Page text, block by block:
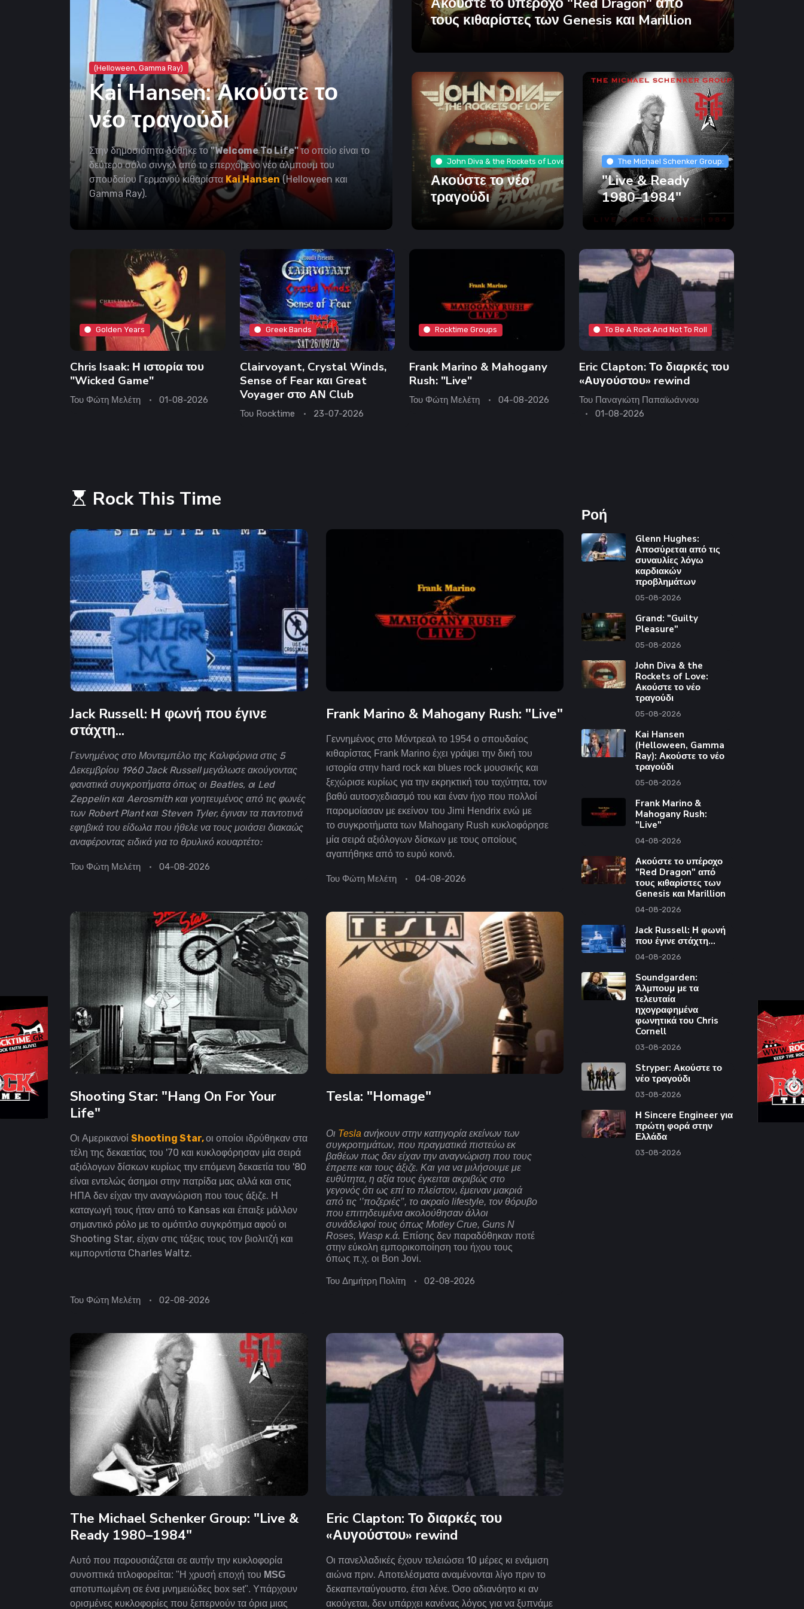
(Helloween, Gamma Ray)
Kai Hansen: Ακούστε το
νέο τραγούδι
Στην δημοσιότητα δόθηκε το"Welcome To Life"το οποίο είναι το
δεύτερο σόλο σινγκλ από το επερχόμενο νέο άλμπουμ του
σπουδαίου Γερμανού κιθαρίστα Kai Hansen(Helloween και
Gamma Ray).
τους κιθαρίστες των Genesis και Marillion
John Diva & the Rockets of Love
Ακούστε το νέο
τραγούδι
The Michael Schenker Group:
"Live & Ready
1980–1984"
Golden Years
Chris Isaak: Η ιστορία του
"Wicked Game"
Του Φώτη Μελέτη 01-08-2026
Greek Bands
Clairvoyant, Crystal Winds,
Sense of Fear και Great
Voyager στο ΑΝ Club
Του Rocktime 23-07-2026
Rocktime Groups
Frank Marino & Mahogany
Rush: "Live"
Του Φώτη Μελέτη 04-08-2026
To Be A Rock And Not To Roll
Eric Clapton: Το διαρκές του
«Αυγούστου» rewind
Του Παναγιώτη Παπαϊωάννου
01-08-2026
Rock This Time
Jack Russell: Η φωνή που έγινε
στάχτη...
Γεννημένος στο Μοντεμπέλο της Καλιφόρνια στις 5
Δεκεμβρίου 1960 Jack Russell μεγάλωσε ακούγοντας
φανατικά συγκροτήματα όπως οι Beatles, oι Led
Zeppelin και Aerosmith και γοητευμένος από τις φωνές
των Robert Plant και Steven Tyler, έγιναν τα παντοτινά
εφηβικά του είδωλα που ήθελε να τους μοιάσει διακαώς
αναφέροντας ειδικά για το θρυλικό κουαρτέτο:
Του Φώτη Μελέτη 04-08-2026
Frank Marino & Mahogany Rush: "Live"
Γεννημένος στο Μόντρεαλ το 1954 ο σπουδαίος
κιθαρίστας Frank Marino έχει γράψει την δική του
ιστορία στην hard rock και blues rock μουσικής και
ξεχώρισε κυρίως για την εκρηκτική του ταχύτητα, τον
βαθύ αυτοσχεδιασμό του και έναν ήχο που πολλοί
παρομοίασαν με εκείνον του Jimi Hendrix ενώ με
το συγκροτήματα των Mahogany Rush κυκλοφόρησε
μία σειρά αξιόλογων δίσκων με τους οποίους
αγαπήθηκε από το ευρύ κοινό.
Του Φώτη Μελέτη 04-08-2026
Shooting Star: "Hang On For Your
Life"
Οι Αμερικανοί Shooting Star,οι οποίοι ιδρύθηκαν στα
τέλη της δεκαετίας του '70 και κυκλοφόρησαν μία σειρά
αξιόλογων δίσκων κυρίως την επόμενη δεκαετία του '80
είναι εντελώς άσημοι στην πατρίδα μας αλλά και στις
ΗΠΑ δεν είχαν την αναγνώριση που τους άξιζε. Η
καταγωγή τους ήταν από το Kansas και έπαιξε μάλλον
σημαντικό ρόλο με το ομότιτλο συγκρότημα αφού οι
Shooting Star, είχαν στις τάξεις τους τον βιολιτζή και
κιμπορντίστα Charles Waltz.
Του Φώτη Μελέτη 02-08-2026
Tesla: "Homage"
Oι Tesla ανήκουν στην κατηγορία εκείνων των
συγκροτημάτων, που πραγματικά πιστεύω εκ
βαθέων πως δεν είχαν την αναγνώριση που τους
έπρεπε και τους άξιζε. Και για να μιλήσουμε με
ευθύτητα, η αξία τους έγκειται ακριβώς στο
γεγονός ότι ως επί το πλείστον, έμειναν μακριά
από τις ‘’ποζεριές’’, το ακραίο lifestyle, τον θόρυβο
που επιτηδευμένα ακολούθησαν άλλοι
συνάδελφοί τους όπως Motley Crue, Guns N
Roses, Waspκ.ά. Επίσης δεν παραδόθηκαν ποτέ
στην εύκολη εμπορικοποίηση του ήχου τους
όπως π.χ. οι Bon Jovi.
Του Δημήτρη Πολίτη 02-08-2026
The Michael Schenker Group: "Live &
Ready 1980–1984"
Αυτό που παρουσιάζεται σε αυτήν την κυκλοφορία
συνοπτικά τιτλοφορείται: "Η χρυσή εποχή του MSG
αποτυπωμένη σε ένα μνημειώδες box set". Υπάρχουν
ορισμένες κυκλοφορίες που ξεπερνούν τα όρια μιας
Eric Clapton: Το διαρκές του
«Αυγούστου» rewind
Οι πανελλαδικές έχουν τελειώσει 10 μέρες κι ενάμιση
αιώνα πριν. Αποτελέσματα αναμένονται λίγο πριν το
δεκαπενταύγουστο, έτσι λένε. Όσο αδιανόητο κι αν
ακούγεται, δεν υπάρχει κανένας λόγος για να ξυπνάμε
Ροή
Glenn Hughes:
Αποσύρεται από τις
συναυλίες λόγω
καρδιακών
προβλημάτων
05-08-2026
Grand: "Guilty
Pleasure"
05-08-2026
John Diva & the
Rockets of Love:
Ακούστε το νέο
τραγούδι
05-08-2026
Kai Hansen
(Helloween, Gamma
Ray): Ακούστε το νέο
τραγούδι
05-08-2026
Frank Marino &
Mahogany Rush:
"Live"
04-08-2026
Ακούστε το υπέροχο
"Red Dragon" από
τους κιθαρίστες των
Genesis και Marillion
04-08-2026
Jack Russell: Η φωνή
που έγινε στάχτη...
04-08-2026
Soundgarden:
Άλμπουμ με τα
τελευταία
ηχογραφημένα
φωνητικά του Chris
Cornell
03-08-2026
Stryper: Ακούστε το
νέο τραγούδι
03-08-2026
Η Sincere Engineer για
πρώτη φορά στην
Ελλάδα
03-08-2026